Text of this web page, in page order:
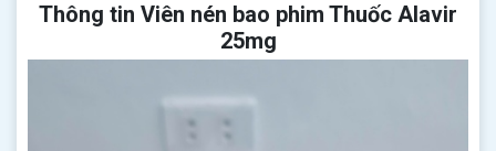
Thông tin Viên nén bao phim Thuốc Alavir
25mg